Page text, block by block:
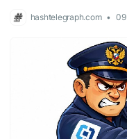
hashtelegraph.com